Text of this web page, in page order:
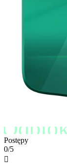
Postępy
0/5
